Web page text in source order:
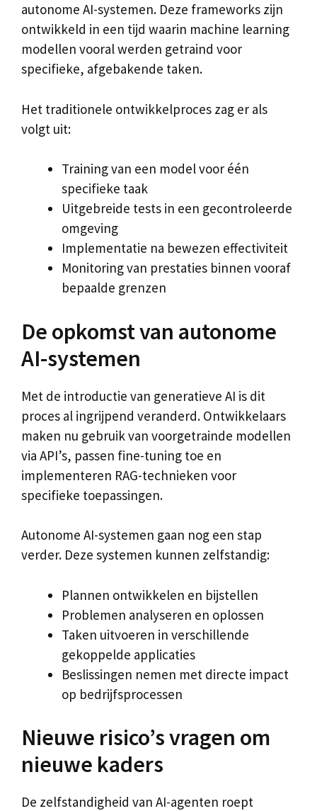
autonome AI-systemen. Deze frameworks zijn
ontwikkeld in een tijd waarin machine learning
modellen vooral werden getraind voor
specifieke, afgebakende taken.
Het traditionele ontwikkelproces zag er als
volgt uit:
Training van een model voor één
specifieke taak
Uitgebreide tests in een gecontroleerde
omgeving
Implementatie na bewezen effectiviteit
Monitoring van prestaties binnen vooraf
bepaalde grenzen
De opkomst van autonome
AI-systemen
Met de introductie van generatieve AI is dit
proces al ingrijpend veranderd. Ontwikkelaars
maken nu gebruik van voorgetrainde modellen
via API’s, passen fine-tuning toe en
implementeren RAG-technieken voor
specifieke toepassingen.
Autonome AI-systemen gaan nog een stap
verder. Deze systemen kunnen zelfstandig:
Plannen ontwikkelen en bijstellen
Problemen analyseren en oplossen
Taken uitvoeren in verschillende
gekoppelde applicaties
Beslissingen nemen met directe impact
op bedrijfsprocessen
Nieuwe risico’s vragen om
nieuwe kaders
De zelfstandigheid van AI-agenten roept